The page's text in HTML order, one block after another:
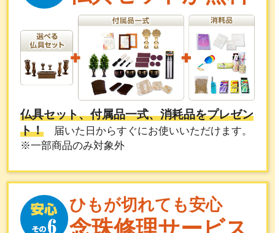
仏具セット、付属品一式、消耗品をプレゼン
ト！ 届いた日からすぐにお使いいただけます。
※一部商品のみ対象外
ひもが切れても安心